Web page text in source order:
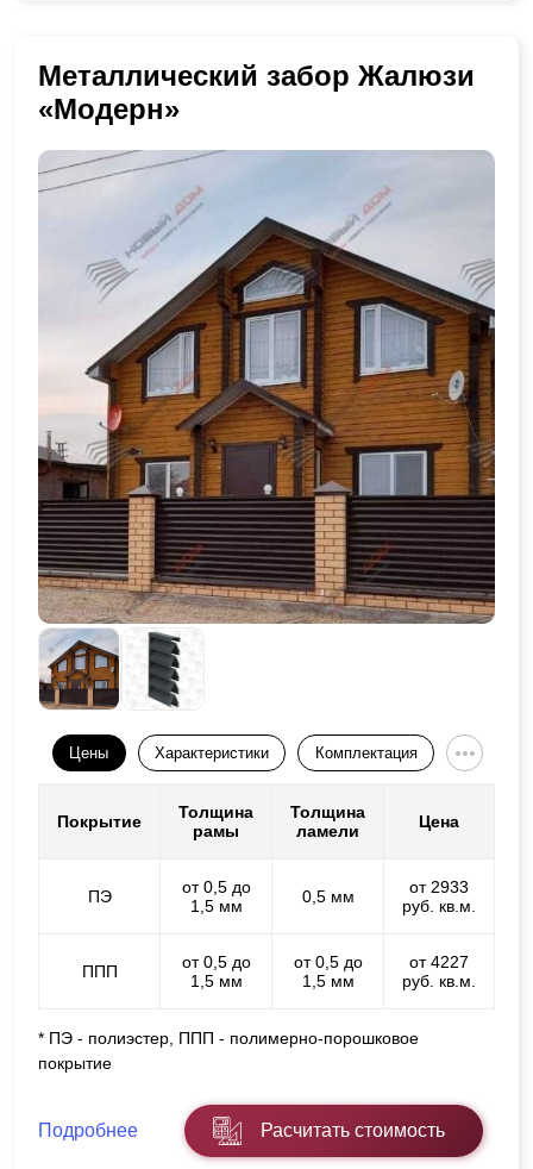
Металлический забор Жалюзи
«Модерн»
Цены Характеристики Комплектация
Покрытие
Толщина
рамы
Толщина
ламели
Цена
ПЭ
от 0,5 до
1,5 мм
0,5 мм
от 2933
руб. кв.м.
ППП
от 0,5 до
1,5 мм
от 0,5 до
1,5 мм
от 4227
руб. кв.м.
* ПЭ - полиэстер, ППП - полимерно-порошковое
покрытие
Подробнее Расчитать стоимость